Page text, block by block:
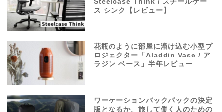
Steelcase Think / スチールケー
ス シンク【レビュー】
花瓶のように部屋に溶け込む小型プ
ロジェクター「Aladdin Vase / ア
ラジン ベース」半年レビュー
ワーケーションバックパックの決定
版となるか。旅して働く人のための